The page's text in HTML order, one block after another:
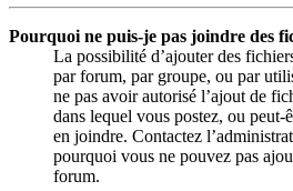
Pourquoi ne puis-je pas joindre des
La possibilité d’ajouter des
par forum, par groupe, ou par
ne pas avoir autorisé l’ajout de
dans lequel vous postez, ou peut-
en joindre. Contactez
pourquoi vous ne pouvez pas
forum.